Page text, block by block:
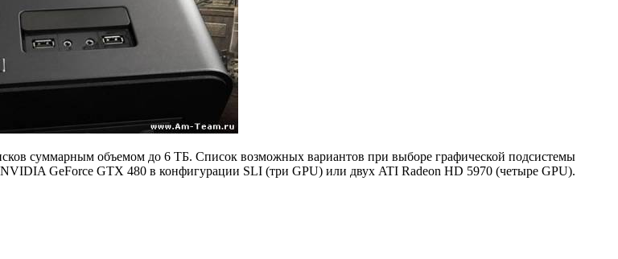
суммарным объемом до 6 ТБ. Список возможных вариантов при выборе графической подсистемы
GeForce GTX 480 в конфигурации SLI (три GPU) или двух ATI Radeon HD 5970 (четыре GPU).